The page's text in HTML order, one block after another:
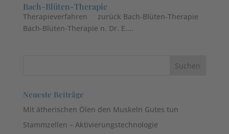
Bach-Blüten-Therapie
Therapieverfahren zurück Bach-Blüten-Therapie
Bach-Blüten-Therapie n. Dr. E....
Neueste Beiträge
Mit ätherischen Ölen den Muskeln Gutes tun
Stammzellen – Aktivierungstechnologie